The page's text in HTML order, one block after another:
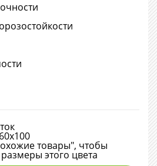
товары", чтобы
этого цвета